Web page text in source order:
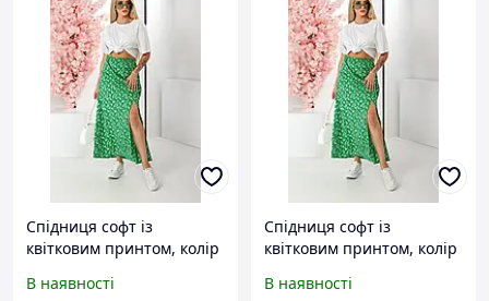
Спідниця софт із
квітковим принтом, колір
В наявності
Спідниця софт із
квітковим принтом, колір
В наявності